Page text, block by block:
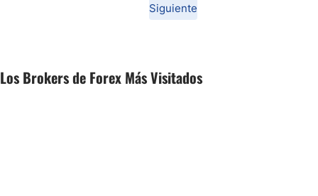
Siguiente
Los Brokers de Forex Más Visitados